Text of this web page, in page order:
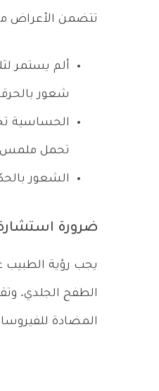
تتضمن الأعراض
ألم يستمر
شعور
الحساسية
تحمل ملمس
الشعور
ضرورة
يجب رؤية الطبيب
الطفح الجلدي.
المضادة للفيروسات خلال 72 ساعة من